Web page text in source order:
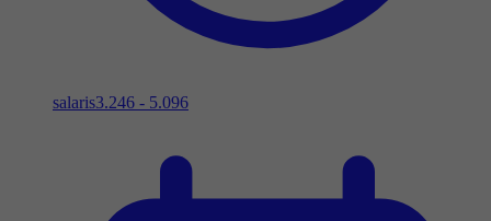
salaris3.246 - 5.096